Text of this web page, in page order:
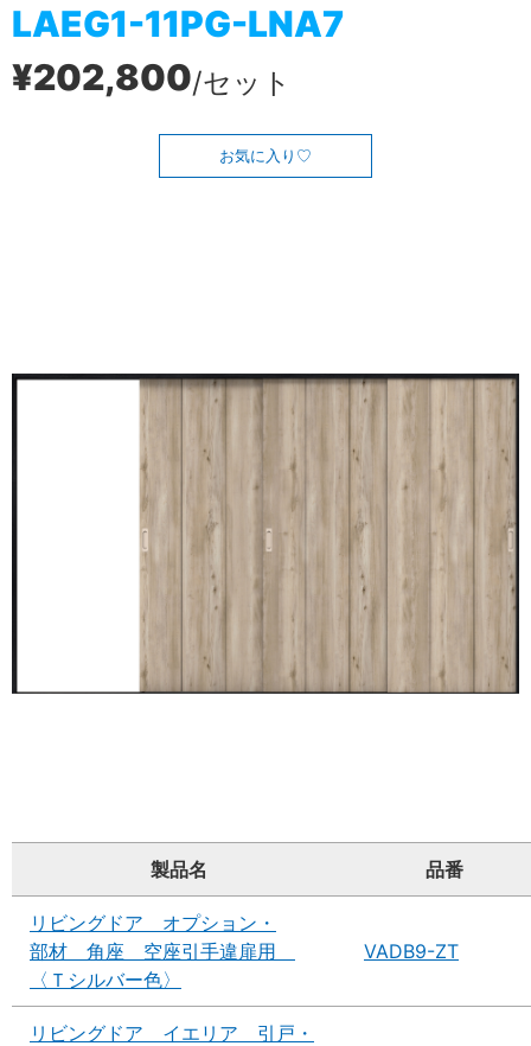
LAEG1-11PG-LNA7
¥202,800/セット
お気に入り
製品名 品番
リビングドア オプション・
部材 角座 空座引手違扉用
〈Ｔシルバー色〉
VADB9-ZT
リビングドア イエリア 引戸・